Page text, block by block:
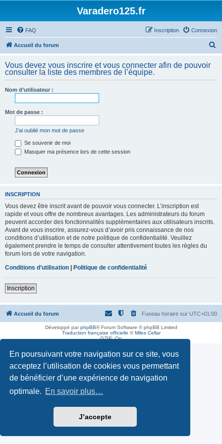
En poursuivant votre navigation sur ce site, vous
acceptez l’utilisation de cookies vous permettant
de bénéficier d’une expérience de navigation
optimale. En savoir plus…
J’accepte
Varadero125.fr
FAQ Connexion
Inscription
Accueil du forum
h
Vous devez vous inscrire et vous connecter afin de pouvoir
consulter la liste des membres de l’équipe.
Nom d’utilisateur :
Mot de passe :
J’ai oublié mon mot de passe
Se souvenir de moi
Masquer ma présence lors de cette session
INSCRIPTION
Vous devez être inscrit avant de pouvoir vous connecter. L’inscription est
rapide et vous offre de nombreux avantages. Les administrateurs du forum
peuvent accorder des fonctionnalités supplémentaires aux utilisateurs inscrits.
Avant de vous inscrire, assurez-vous d’avoir pris connaissance de nos
conditions d’utilisation et de notre politique de confidentialité. Veuillez
également prendre le temps de consulter attentivement toutes les règles du
forum lors de votre navigation.
Conditions d’utilisation | Politique de confidentialité
Inscription
Accueil du forum Fuseau horaire sur UTC+01:00
Développé parphpBB® Forum Software © phpBB Limited
Traduction française officielle ©Miles Cellar
GZIP: On